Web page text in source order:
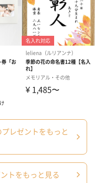
コイズ）
包装紙（ワイ
レゼントをもっと
トをもっと見る